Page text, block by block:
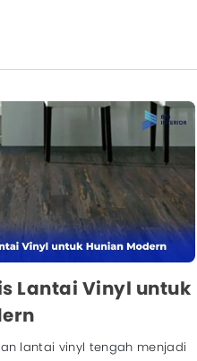
Lantai Vinyl untuk
lantai vinyl tengah menjadi